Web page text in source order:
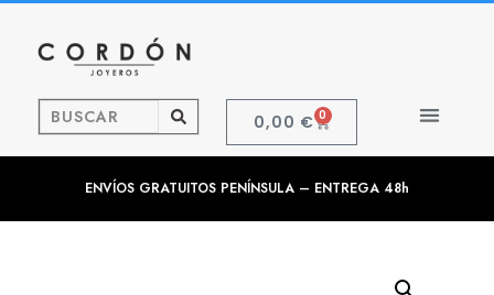
0,00 € 0
ENVÍOS GRATUITOS PENÍNSULA – ENTREGA 48h